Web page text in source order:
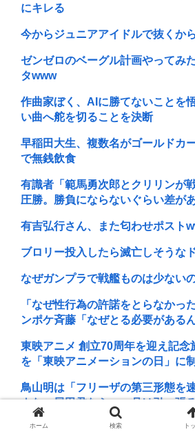
にキレる
今からジュニアアイドルで抜くか
ゼンゼロのベーグル計画やってみ
タwww
作曲家ぼく、AIに勝てないことを
い曲へ舵を切ることを決断
早稲田大生、複数名がゴールドカ
で無銭飲食
有識者「範馬勇次郎とクリリンが
圧勝。勝負にならないぐらい差があ
有吉弘行さん、また匂わせポスト
ブロリー投入したら滅亡しそうな
なぜガンプラで戦艦ものは少ない
「なぜ性行為の許諾をとらなかっ
ンポケ斉藤「なぜとる必要がある
東映アニメ 創立70周年を迎え記念
を「東映アニメーションの日」に
鳥山明は「フリーザの第三形態を
よな。尾田君なら一ヶ月は引っ張
立川志らく、ヒカルを弟子にした
ホーム 検索 ト